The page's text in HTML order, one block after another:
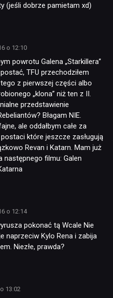
(jeśli dobrze pamietam xd)
o 12:10
powrotu Galena „Starkillera”
TFU przechodziłem
z pierwszej części albo
„klona” niż ten z II.
przedstawienie
Błagam NIE.
ale oddałbym całe za
które jeszcze zasługują
Revan i Katarn. Mam już
następnego filmu: Galen
o 12:14
pokonać tą Wcale Nie
naprzeciw Kylo Rena i zabija
Niezłe, prawda?
13:02